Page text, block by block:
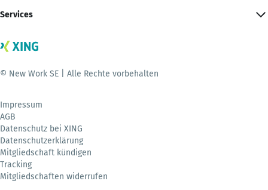
Services
© New Work SE | Alle Rechte vorbehalten
Impressum
AGB
Datenschutz bei XING
Datenschutzerklärung
Mitgliedschaft kündigen
Tracking
Mitgliedschaften widerrufen